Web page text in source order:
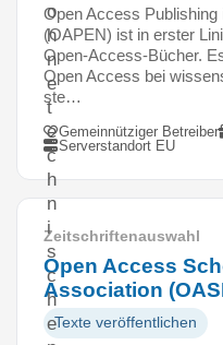
o
h
n
e
t
e
c
h
n
i
s
c
h
e
Open Access
(OAPEN) ist in erster
Open-Access-Bücher.
Open Access bei
ste…
Gemeinnütziger Betreiber
Serverstandort EU
Zeitschriftenauswahl
Open Access
Association
Texte veröffentlichen